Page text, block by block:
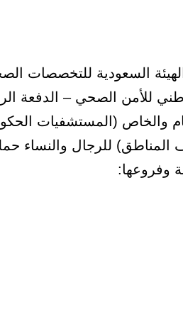
السعودية للتخصصات
للأمن الصحي – الدفعة
والخاص (المستشفيات
المناطق) للرجال والنساء
وفروعها: